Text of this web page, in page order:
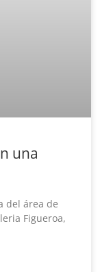
una
del área de
Figueroa,